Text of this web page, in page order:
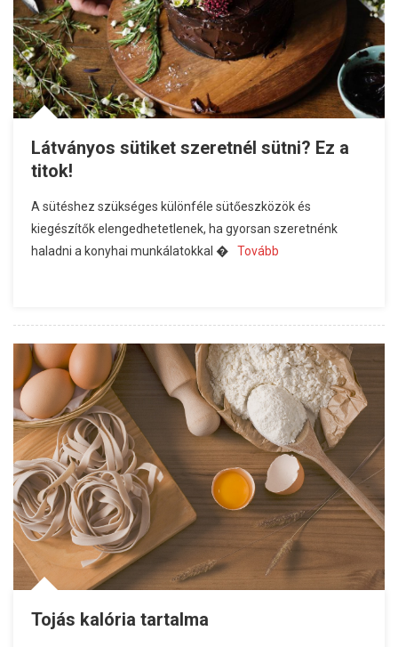
Látványos sütiket szeretnél sütni? Ez a
titok!
A sütéshez szükséges különféle sütőeszközök és
kiegészítők elengedhetetlenek, ha gyorsan szeretnénk
haladni a konyhai munkálatokkal �
Tovább
Tojás kalória tartalma